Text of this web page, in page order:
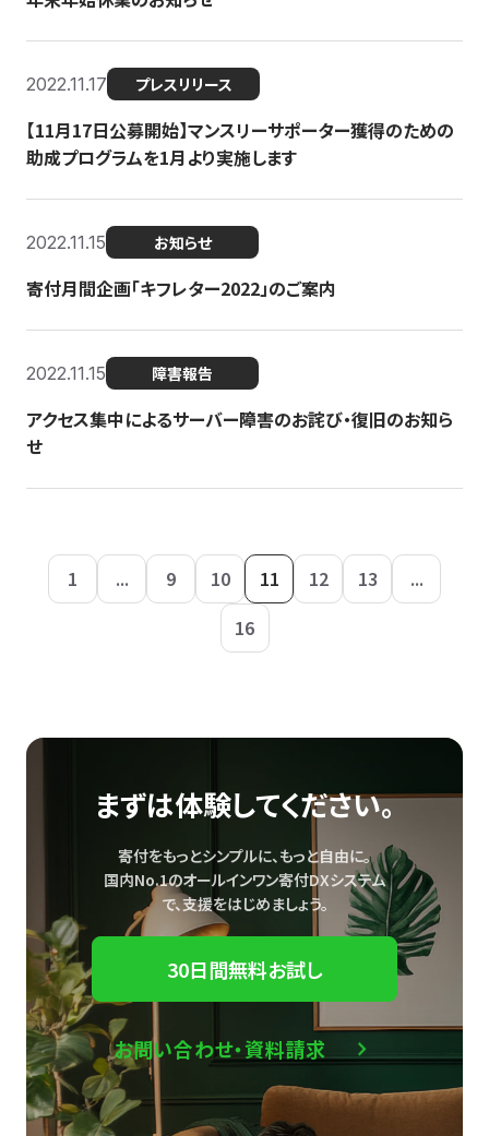
2022.11.17 プレスリリース
【11月17日公募開始】マンスリーサポーター獲得のための
助成プログラムを1月より実施します
2022.11.15 お知らせ
寄付月間企画「キフレター2022」のご案内
2022.11.15 障害報告
アクセス集中によるサーバー障害のお詫び・復旧のお知ら
せ
1 ... 9 10 11 12 13
...
16
まずは体験してください。
寄付をもっとシンプルに、もっと自由に。
国内No.1のオールインワン寄付DXシステム
で、支援をはじめましょう。
30日間無料お試し
お問い合わせ・資料請求